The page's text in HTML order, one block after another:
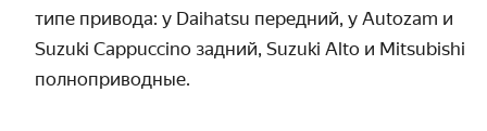
типе привода: у Daihatsu передний, у Autozam и
Suzuki Cappuccino задний, Suzuki Alto и Mitsubishi
полноприводные.